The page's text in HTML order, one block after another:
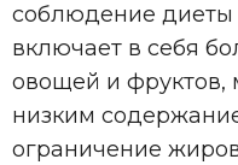
соблюдение диеты
включает в себя
овощей и фруктов,
низким
ограничение